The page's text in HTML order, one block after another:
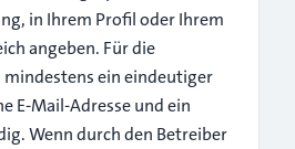
in Ihrem Profil oder Ihrem
angeben. Für die
ein eindeutiger
E-Mail-Adresse und ein
Wenn durch den Betreiber